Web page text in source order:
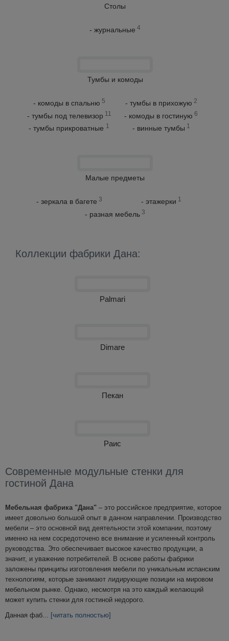
Столы
- журнальные 4
Тумбы и комоды
- комоды в спальню 5 - тумбы в прихожую 2
- тумбы под телевизор 11 - комоды в гостиную 6
- тумбы прикроватные 1 - винные тумбы 1
Малые предметы
- зеркала в багете 3 - этажерки 1
- разная мебель 3
Коллекции фабрики Дана:
Palmari
Dimare
Пекан
Раис
Современные модульные стенки для
гостиной Дана
Мебельная фабрика "Дана" – это российское предприятие, которое
имеет довольно большой опыт в данном направлении. Производство
мебели – это основной вид деятельности этой компании, поэтому
именно на нем сосредоточено все внимание и усиленный контроль
руководства. Это обеспечивает высокое качество продукции, а
значит, и уважение потребителей. В основе работы фабрики
заложены принципы изготовления мебели по уникальным испанским
технологиям, которые занимают лидирующие позиции на мировом
мебельном рынке. Однако, несмотря на это каждый желающий
может купить стенки для гостиной недорого.
Данная фаб... [читать полностью]